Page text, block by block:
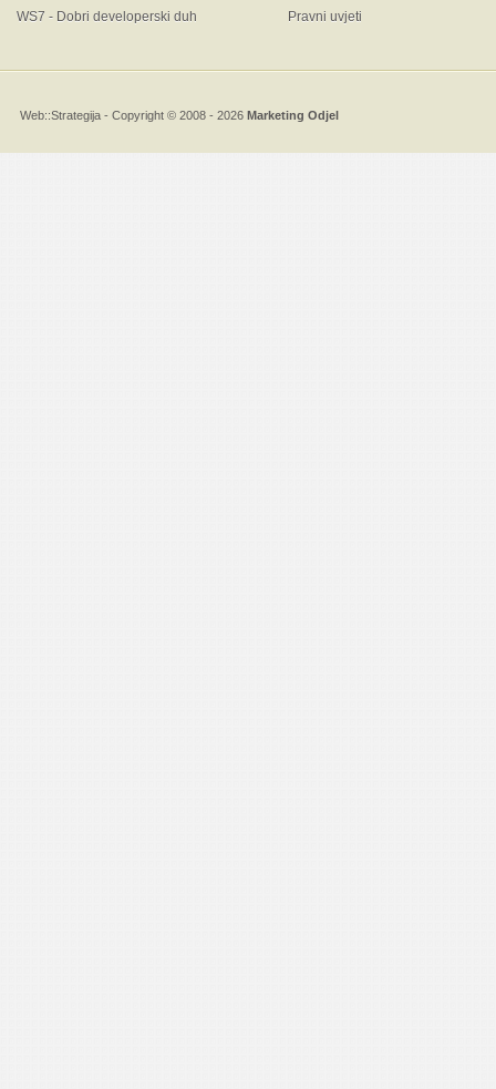
WS7 - Dobri developerski duh Pravni uvjeti
Web::Strategija - Copyright © 2008 - 2026 Marketing Odjel